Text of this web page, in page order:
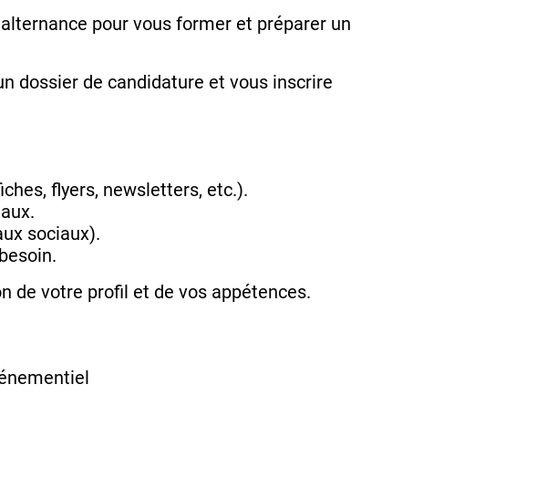
pour vous former et préparer un
dossier de candidature et vous inscrire
flyers, newsletters, etc.).
sociaux).
de votre profil et de vos appétences.